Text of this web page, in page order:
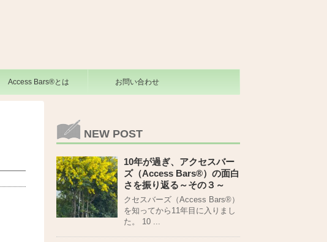
Access Bars®とは お問い合わせ
NEW POST
10年が過ぎ、アクセスバー
ズ（Access Bars®）の面白
さを振り返る～その３～
クセスバーズ（Access Bars®）
を知ってから11年目に入りまし
た。 10 ...